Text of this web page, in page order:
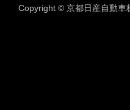
Copyright © 京都日産自動車